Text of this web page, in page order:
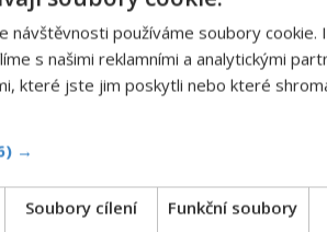
v bitvě u Marenga.
Public domain
návštěvnosti používáme soubory cookie.
s našimi reklamními a analytickými
které jste jim poskytli nebo které
→
Soubory cílení Funkční soubory